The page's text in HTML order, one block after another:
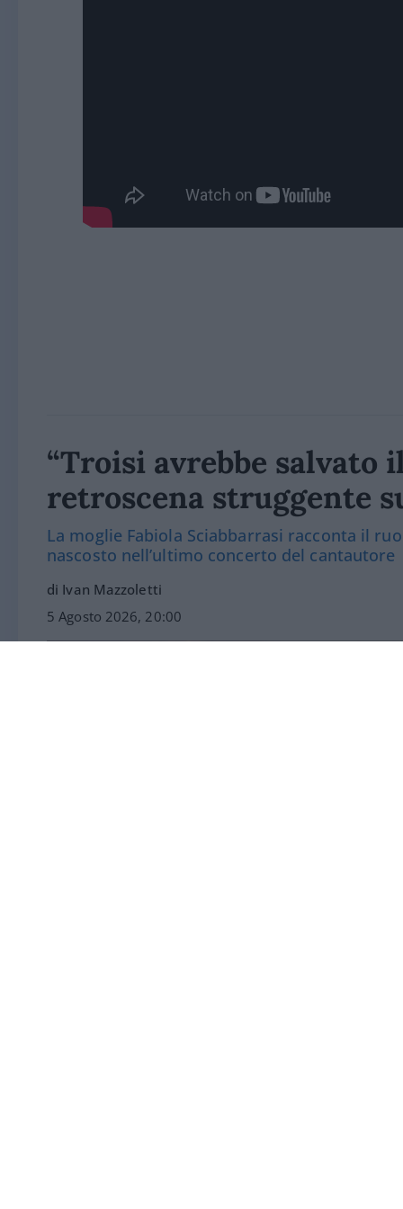
“Troisi avrebbe salvato
retroscena struggente
La moglie Fabiola Sciabbarrasi racconta il
nascosto nell’ultimo concerto del cantautore
di Ivan Mazzoletti
5 Agosto 2026, 20:00